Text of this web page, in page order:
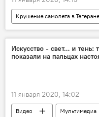
Крушение самолета в Тегеране
Иран
самолет
Искусство - свет... и тень:
показали на пальцах
11 января 2020, 14:02
Видео Мультимедиа